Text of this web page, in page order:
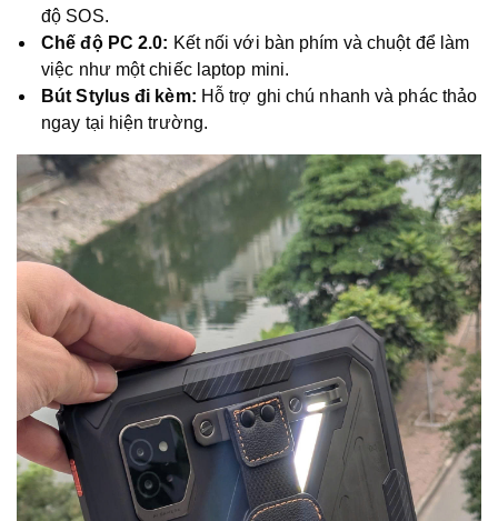
độ SOS.
Chế độ PC 2.0: Kết nối với bàn phím và chuột để làm
việc như một chiếc laptop mini.
Bút Stylus đi kèm: Hỗ trợ ghi chú nhanh và phác thảo
ngay tại hiện trường.